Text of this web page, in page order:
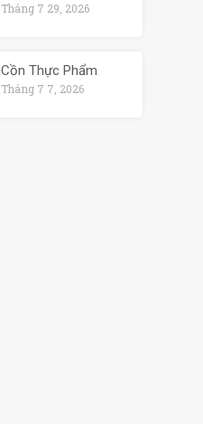
Tháng 7 29, 2026
Cồn Thực Phẩm
Tháng 7 7, 2026